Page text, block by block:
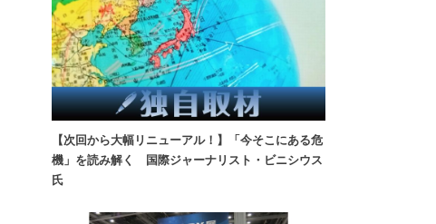
【次回から大幅リニューアル！】「今そこにある危
機」を読み解く 国際ジャーナリスト・ビニシウス
氏